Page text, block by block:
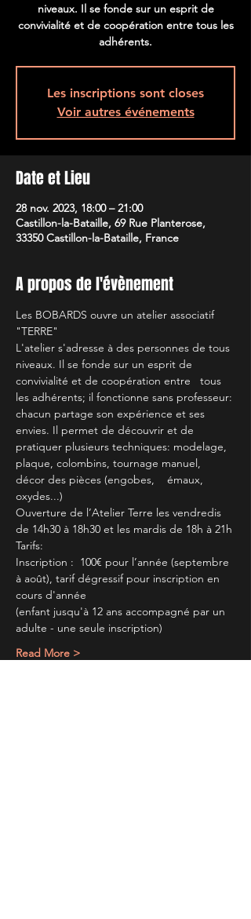
niveaux. Il se fonde sur un esprit de
convivialité et de coopération entre tous les
adhérents.
Les inscriptions sont closes
Voir autres événements
Date et Lieu
28 nov. 2023, 18:00 – 21:00
Castillon-la-Bataille, 69 Rue Planterose,
33350 Castillon-la-Bataille, France
A propos de l'évènement
Les BOBARDS ouvre un atelier associatif
"TERRE"
L'atelier s'adresse à des personnes de tous
niveaux. Il se fonde sur un esprit de
convivialité et de coopération entre   tous
les adhérents; il fonctionne sans professeur:
chacun partage son expérience et ses
envies. Il permet de découvrir et de
pratiquer plusieurs techniques: modelage,
plaque, colombins, tournage manuel,
décor des pièces (engobes,    émaux,
oxydes...)
Ouverture de l’Atelier Terre les vendredis
de 14h30 à 18h30 et les mardis de 18h à 21h
Tarifs:
Inscription :  100€ pour l’année (septembre
à août), tarif dégressif pour inscription en
cours d'année
(enfant jusqu'à 12 ans accompagné par un
adulte - une seule inscription)
Read More >